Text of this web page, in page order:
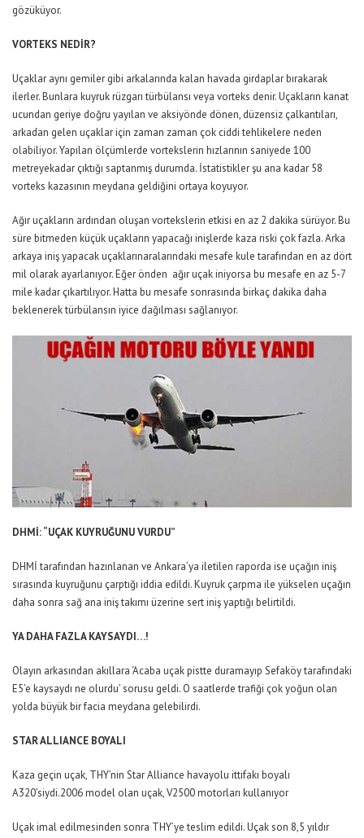
gözüküyor.
VORTEKS NEDİR?
Uçaklar aynı gemiler gibi arkalarında kalan havada girdaplar bırakarak
ilerler. Bunlara kuyruk rüzgarı türbülansı veya vorteks denir. Uçakların kanat
ucundan geriye doğru yayılan ve aksiyönde dönen, düzensiz çalkantıları,
arkadan gelen uçaklar için zaman zaman çok ciddi tehlikelere neden
olabiliyor. Yapılan ölçümlerde vortekslerin hızlarının saniyede 100
metreyekadar çıktığı saptanmış durumda. İstatistikler şu ana kadar 58
vorteks kazasının meydana geldiğini ortaya koyuyor.
Ağır uçakların ardından oluşan vortekslerin etkisi en az 2 dakika sürüyor. Bu
süre bitmeden küçük uçakların yapacağı inişlerde kaza riski çok fazla. Arka
arkaya iniş yapacak uçaklarınaralarındaki mesafe kule tarafından en az dört
mil olarak ayarlanıyor. Eğer önden ağır uçak iniyorsa bu mesafe en az 5-7
mile kadar çıkartılıyor. Hatta bu mesafe sonrasında birkaç dakika daha
beklenerek türbülansın iyice dağılması sağlanıyor.
DHMİ: “UÇAK KUYRUĞUNU VURDU”
DHMİ tarafından hazınlanan ve Ankara’ya iletilen raporda ise uçağın iniş
sırasında kuyruğunu çarptığı iddia edildi. Kuyruk çarpma ile yükselen uçağın
daha sonra sağ ana iniş takımı üzerine sert iniş yaptığı belirtildi.
YA DAHA FAZLA KAYSAYDI…!
Olayın arkasından akıllara ‘Acaba uçak pistte duramayıp Sefaköy tarafındaki
E5’e kaysaydı ne olurdu’ sorusu geldi. O saatlerde trafiği çok yoğun olan
yolda büyük bir facia meydana gelebilirdi.
STAR ALLIANCE BOYALI
Kaza geçin uçak, THY’nin Star Alliance havayolu ittifakı boyalı
A320’siydi.2006 model olan uçak, V2500 motorları kullanıyor
Uçak imal edilmesinden sonra THY’ye teslim edildi. Uçak son 8,5 yıldır